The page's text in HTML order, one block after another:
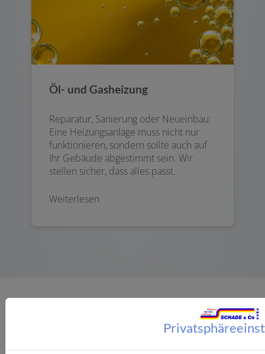
Öl- und Gasheizung
Reparatur, Sanierung oder Neueinbau:
Eine Heizungsanlage muss nicht nur
funktionieren, sondern sollte auch auf
Ihr Gebäude abgestimmt sein. Wir
stellen sicher, dass alles passt.
Weiterlesen